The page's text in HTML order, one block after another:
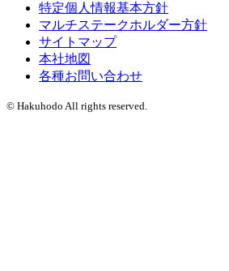
特定個人情報基本方針
マルチステークホルダー方針
サイトマップ
本社地図
各種お問い合わせ
© Hakuhodo All rights reserved.